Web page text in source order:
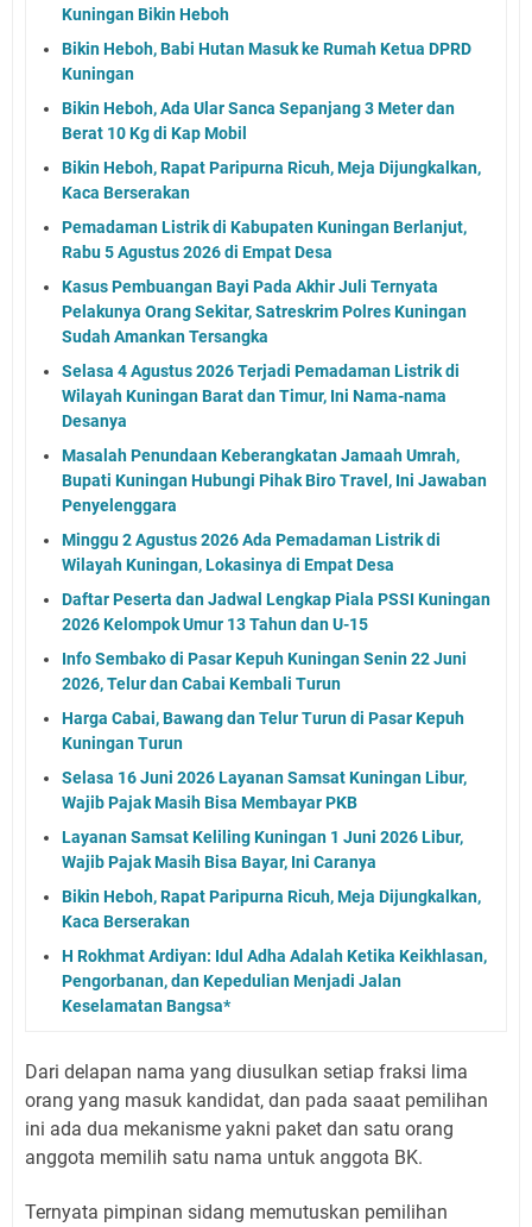
Kuningan Bikin Heboh
Bikin Heboh, Babi Hutan Masuk ke Rumah Ketua DPRD
Kuningan
Bikin Heboh, Ada Ular Sanca Sepanjang 3 Meter dan
Berat 10 Kg di Kap Mobil
Bikin Heboh, Rapat Paripurna Ricuh, Meja Dijungkalkan,
Kaca Berserakan
Pemadaman Listrik di Kabupaten Kuningan Berlanjut,
Rabu 5 Agustus 2026 di Empat Desa
Kasus Pembuangan Bayi Pada Akhir Juli Ternyata
Pelakunya Orang Sekitar, Satreskrim Polres Kuningan
Sudah Amankan Tersangka
Selasa 4 Agustus 2026 Terjadi Pemadaman Listrik di
Wilayah Kuningan Barat dan Timur, Ini Nama-nama
Desanya
Masalah Penundaan Keberangkatan Jamaah Umrah,
Bupati Kuningan Hubungi Pihak Biro Travel, Ini Jawaban
Penyelenggara
Minggu 2 Agustus 2026 Ada Pemadaman Listrik di
Wilayah Kuningan, Lokasinya di Empat Desa
Daftar Peserta dan Jadwal Lengkap Piala PSSI Kuningan
2026 Kelompok Umur 13 Tahun dan U-15
Info Sembako di Pasar Kepuh Kuningan Senin 22 Juni
2026, Telur dan Cabai Kembali Turun
Harga Cabai, Bawang dan Telur Turun di Pasar Kepuh
Kuningan Turun
Selasa 16 Juni 2026 Layanan Samsat Kuningan Libur,
Wajib Pajak Masih Bisa Membayar PKB
Layanan Samsat Keliling Kuningan 1 Juni 2026 Libur,
Wajib Pajak Masih Bisa Bayar, Ini Caranya
Bikin Heboh, Rapat Paripurna Ricuh, Meja Dijungkalkan,
Kaca Berserakan
H Rokhmat Ardiyan: Idul Adha Adalah Ketika Keikhlasan,
Pengorbanan, dan Kepedulian Menjadi Jalan
Keselamatan Bangsa*
Dari delapan nama yang diusulkan setiap fraksi lima
orang yang masuk kandidat, dan pada saaat pemilihan
ini ada dua mekanisme yakni paket dan satu orang
anggota memilih satu nama untuk anggota BK.
Ternyata pimpinan sidang memutuskan pemilihan